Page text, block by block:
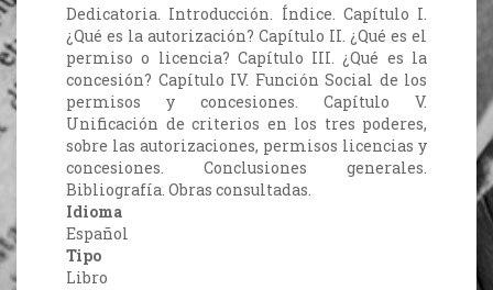
Dedicatoria. Introducción. Índice. Capítulo I.
¿Qué es la autorización? Capítulo II. ¿Qué es el
permiso o licencia? Capítulo III. ¿Qué es la
concesión? Capítulo IV. Función Social de los
permisos y concesiones. Capítulo V.
Unificación de criterios en los tres poderes,
sobre las autorizaciones, permisos licencias y
concesiones. Conclusiones generales.
Bibliografía. Obras consultadas.
Idioma
Español
Tipo
Libro